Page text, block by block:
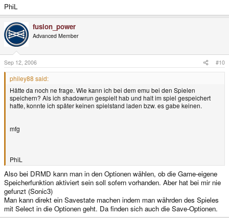
PhiL
fusion_power
Advanced Member
Sep 12, 2006 #10
philey88 said:
Hätte da noch ne frage. Wie kann ich bei dem emu bei den Spielen
speichern? Als ich shadowrun gespielt hab und halt im spiel gespeichert
hatte, konnte ich später keinen spielstand laden bzw. es gabe keinen.
mfg
PhiL
Also bei DRMD kann man in den Optionen wählen, ob die Game-eigene
Speicherfunktion aktiviert sein soll sofern vorhanden. Aber hat bei mir nie
gefunzt (Sonic3)
Man kann direkt ein Savestate machen indem man währden des Spieles
mit Select in die Optionen geht. Da finden sich auch die Save-Optionen.